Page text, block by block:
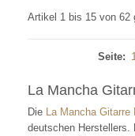
Artikel 1 bis 15 von 62
Seite: 1
La Mancha
Die La Mancha Gitarre
deutschen Herstellers.